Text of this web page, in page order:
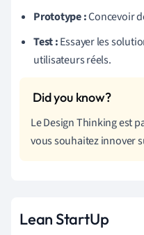
Prototype :Concevoir
Test :Essayer les
utilisateurs réels.
Le Design Thinking est
vous souhaitez innover
Lean StartUp